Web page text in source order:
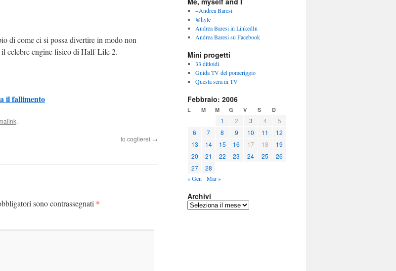
di come ci si possa divertire in modo non
celebre engine fisico di Half-Life 2.
il fallimento
.
Io coglierei →
sono contrassegnati *
+Andrea Baresi
@hyle
Andrea Baresi in LinkedIn
Andrea Baresi su Facebook
Mini progetti
33 ditloidi
Guida TV del pomeriggio
Questa sera in TV
Febbraio: 2006
L M M G V S D
1 2 3 4
5
6
7 8 9 10 11
12
13
14 15 16 17 18
19
20
21 22 23 24 25
26
27
28
« Gen Mar »
Archivi
Archivi